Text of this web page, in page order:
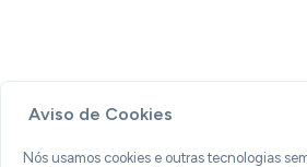
Aviso de Cookies
Nós usamos cookies e outras tecnologias